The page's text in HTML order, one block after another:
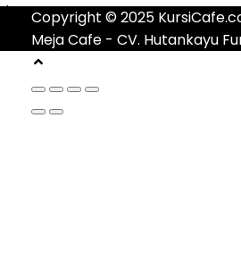
Copyright © 2025
Meja Cafe - CV. Hutankayu